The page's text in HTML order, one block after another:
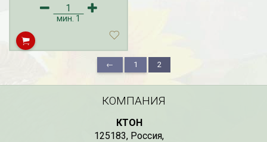
мин. 1
← 1 2
КОМПАНИЯ
КТОН
125183, Россия,